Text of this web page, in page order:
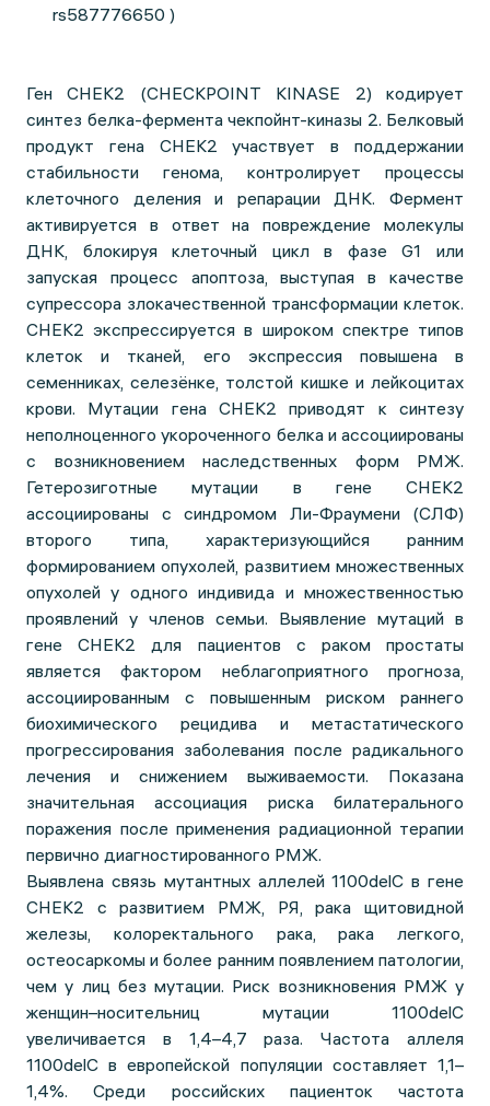
rs587776650 )
Ген CHEK2 (CHECKPOINT KINASE 2) кодирует
синтез белка-фермента чекпойнт-киназы 2. Белковый
продукт гена CHEK2 участвует в поддержании
стабильности генома, контролирует процессы
клеточного деления и репарации ДНК. Фермент
активируется в ответ на повреждение молекулы
ДНК, блокируя клеточный цикл в фазе G1 или
запуская процесс апоптоза, выступая в качестве
супрессора злокачественной трансформации клеток.
CHEK2 экспрессируется в широком спектре типов
клеток и тканей, его экспрессия повышена в
семенниках, селезёнке, толстой кишке и лейкоцитах
крови. Мутации гена CHEK2 приводят к синтезу
неполноценного укороченного белка и ассоциированы
с возникновением наследственных форм РМЖ.
Гетерозиготные мутации в гене CHEK2
ассоциированы с синдромом Ли-Фраумени (СЛФ)
второго типа, характеризующийся ранним
формированием опухолей, развитием множественных
опухолей у одного индивида и множественностью
проявлений у членов семьи. Выявление мутаций в
гене CHEK2 для пациентов с раком простаты
является фактором неблагоприятного прогноза,
ассоциированным с повышенным риском раннего
биохимического рецидива и метастатического
прогрессирования заболевания после радикального
лечения и снижением выживаемости. Показана
значительная ассоциация риска билатерального
поражения после применения радиационной терапии
первично диагностированного РМЖ.
Выявлена связь мутантных аллелей 1100delC в гене
CHEK2 с развитием РМЖ, РЯ, рака щитовидной
железы, колоректального рака, рака легкого,
остеосаркомы и более ранним появлением патологии,
чем у лиц без мутации. Риск возникновения РМЖ у
женщин–носительниц мутации 1100delC
увеличивается в 1,4–4,7 раза. Частота аллеля
1100delC в европейской популяции составляет 1,1–
1,4%. Среди российских пациенток частота